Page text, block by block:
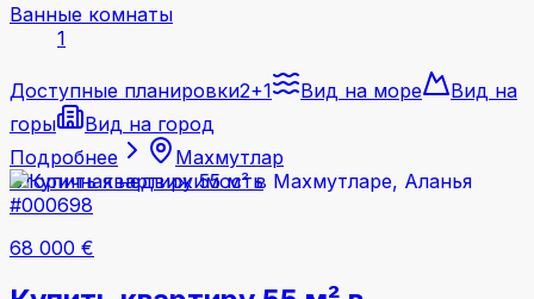
Ванные комнаты
1
Доступные планировки2+1 Вид на море
Вид на
горы
Вид на город
Подробнее
Махмутлар
Вторичная недвижимость
#000698
68 000 €